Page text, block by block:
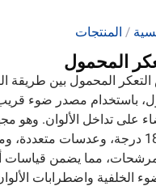
/ المنتجات
المحمول
المحمول بين طريقة
باستخدام مصدر ضوء
على تداخل الألوان. وهو
90 درجة و180 درجة، وعدسات
مما يضمن قياسات
الخلفية واضطرابات